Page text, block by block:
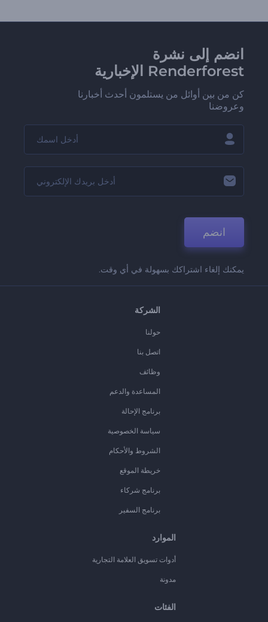
انضم إلى نشرة
Renderforest الإخبارية
كن من بين أوائل من يستلمون أحدث أخبارنا
وعروضنا
انضم
يمكنك إلغاء اشتراكك بسهولة في أي وقت.
الشركة
حولنا
اتصل بنا
وظائف
المساعدة والدعم
برنامج الإحالة
سياسة الخصوصية
الشروط والأحكام
خريطة الموقع
برنامج شركاء
برنامج السفير
الموارد
أدوات تسويق العلامة التجارية
مدونة
الفئات